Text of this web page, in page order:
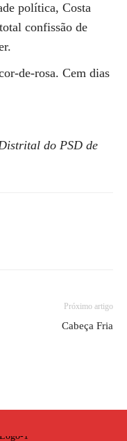
política, Costa
confissão de
de-rosa. Cem dias
do PSD de
Próximo artigo
Cabeça Fria